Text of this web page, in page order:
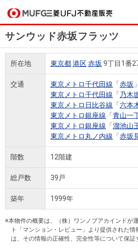
買いたいTOP
中古
マン
ショ
ンを
売りたいTOP
無
料
査
定
売却
店舗案内TOP
店舗のご
案内（首
古屋）
会社情報TOP
ごあいさ
つ
経営ビジ
ョン
沿革
本社地
採用情報TOP
新卒採用
情報
買いたい
売りたい
採用情報
法人のお客さま
提携企業にお勤めの方
サンウッド赤坂フラッツ
所在地 東京都港区赤坂 9丁目1番
交通 東京メトロ千代田線 「赤坂
東京メトロ千代田線 「 乃木
東京メトロ日比谷線 「六本
東京メトロ銀座線 「青山一
東京メトロ銀座線 「溜池山
東京メトロ丸ノ内線 「赤坂
階数 12階建
総戸数 39戸
築年 1999年
※本物件の概要は、（株）ワンノブアカインドが
ト「マンション・レビュー」より提供された
は、その情報の正確性、完全性等について保証